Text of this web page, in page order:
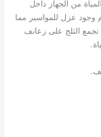
من الجهاز داخل
عزل للمواسير مما
تجمع الثلج على زعانف